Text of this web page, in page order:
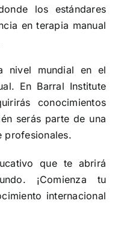
los estándares
en terapia manual
nivel mundial en el
En Barral Institute
conocimientos
serás parte de una
profesionales.
que te abrirá
¡Comienza tu
internacional